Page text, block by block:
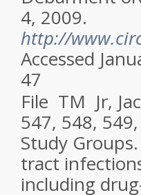
4, 2009.
http://
Accessed
47
File TM Jr,
547, 548,
Study
tract
including